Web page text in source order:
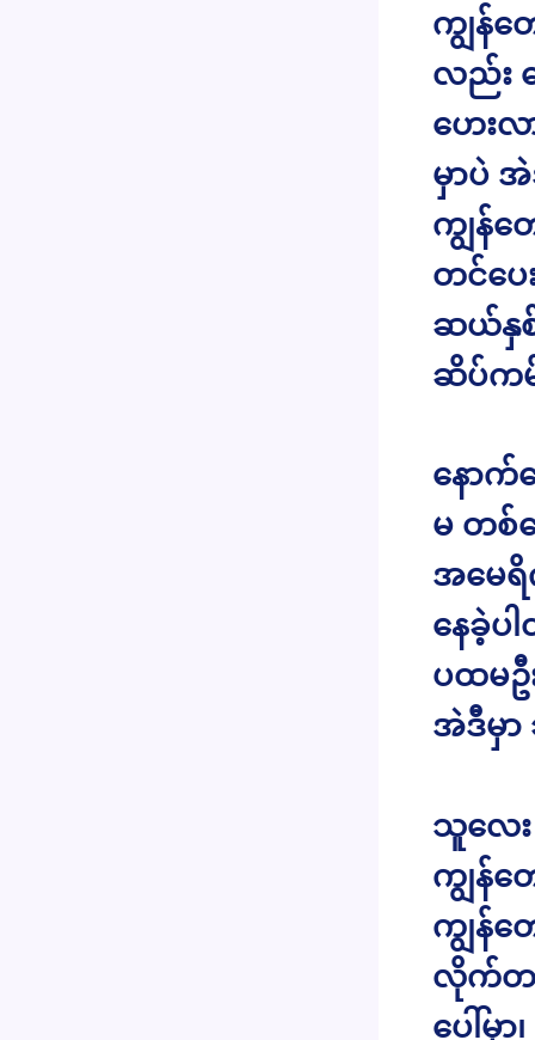
ကျွန်
လည်း
ဟေးလ
မှာပဲ
ကျွန်တ
တင်ပေ
ဆယ်နှစ်
ဆိပ်ကမ်
နောက်
မ တစ်
အမေ
နေခဲ့ပ
ပထမဦ
အဲဒီမှာ
သူလေး
ကျွန်တ
ကျွန်တ
လိုက်တယ်
ပေါ်မှ